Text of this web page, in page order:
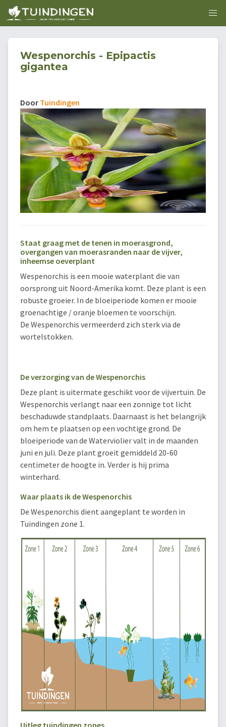
Wespenorchis - Epipactis
gigantea
Door Tuindingen
Staat graag met de tenen in moerasgrond,
overgangen van moerasranden naar de vijver,
inheemse oeverplant
Wespenorchis is een mooie waterplant die van
oorsprong uit Noord-Amerika komt. Deze plant is een
robuste groeier. In de bloeiperiode komen er mooie
groenachtige / oranje bloemen te voorschijn.
De Wespenorchis vermeerderd zich sterk via de
wortelstokken.
De verzorging van de Wespenorchis
Deze plant is uitermate geschikt voor de vijvertuin. De
Wespenorchis verlangt naar een zonnige tot licht
beschaduwde standplaats. Daarnaast is het belangrijk
om hem te plaatsen op een vochtige grond. De
bloeiperiode van de Waterviolier valt in de maanden
juni en juli. Deze plant groeit gemiddeld 20-60
centimeter de hoogte in. Verder is hij prima
winterhard.
Waar plaats ik de Wespenorchis
De Wespenorchis dient aangeplant te worden in
Tuindingen zone 1.